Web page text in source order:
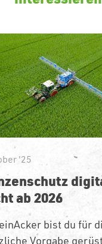
'25
ab 2026
bist du für
Vorgabe